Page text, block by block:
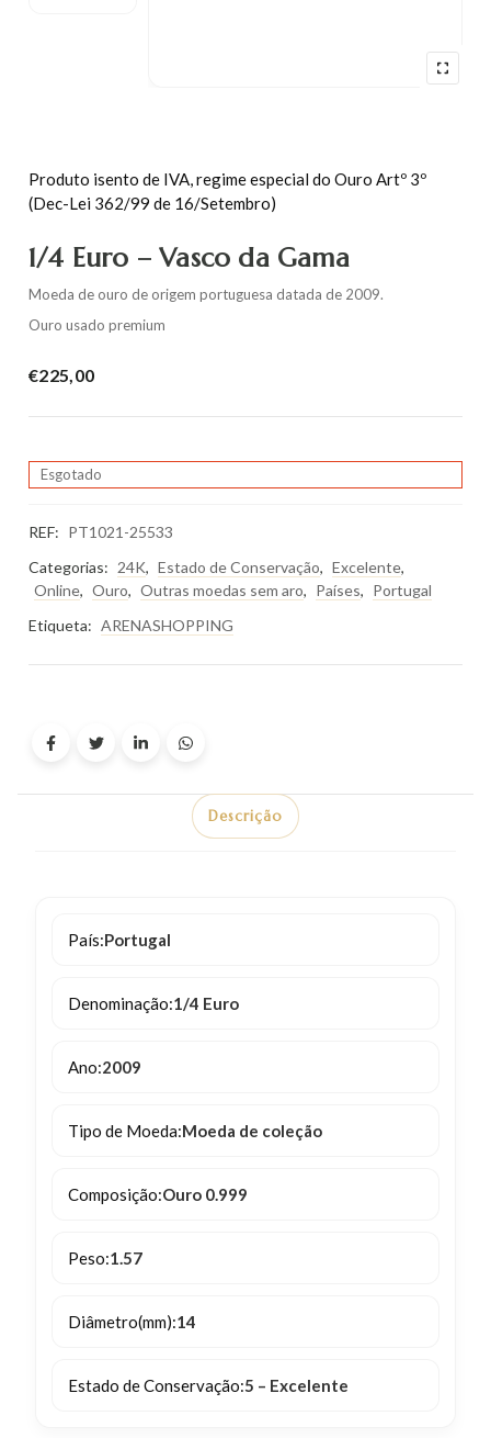
1/4 Euro – Vasco da Gama
Moeda de ouro de origem portuguesa datada de 2009.
Ouro usado premium
€225,00
Esgotado
Produto isento de IVA, regime especial do Ouro Artº 3º
(Dec-Lei 362/99 de 16/Setembro)
REF: PT1021-25533
Categorias: 24K, Estado de Conservação, Excelente,
Online, Ouro, Outras moedas sem aro, Países, Portugal
Etiqueta: ARENASHOPPING
Descrição
País:Portugal
Denominação:1/4 Euro
Ano:2009
Tipo de Moeda:Moeda de coleção
Composição:Ouro 0.999
Peso:1.57
Diâmetro(mm):14
Estado de Conservação:5 – Excelente